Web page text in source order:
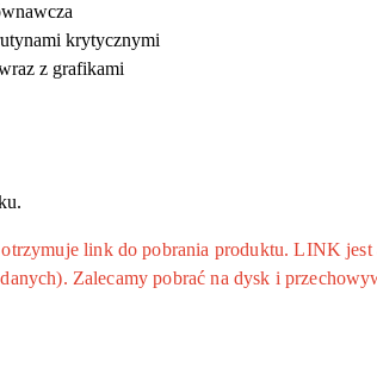
krytycznymi
z grafikami
link do pobrania produktu. LINK
Zalecamy pobrać na dysk i